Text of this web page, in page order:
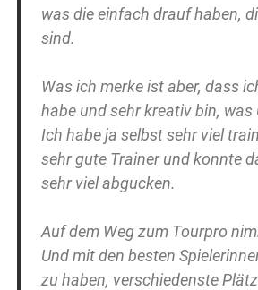
was die einfach drauf haben,
sind.
Was ich merke ist aber, dass
habe und sehr kreativ bin, was
Ich habe ja selbst sehr viel
sehr gute Trainer und konnte
sehr viel abgucken.
Auf dem Weg zum Tourpro
Und mit den besten
zu haben, verschiedenste